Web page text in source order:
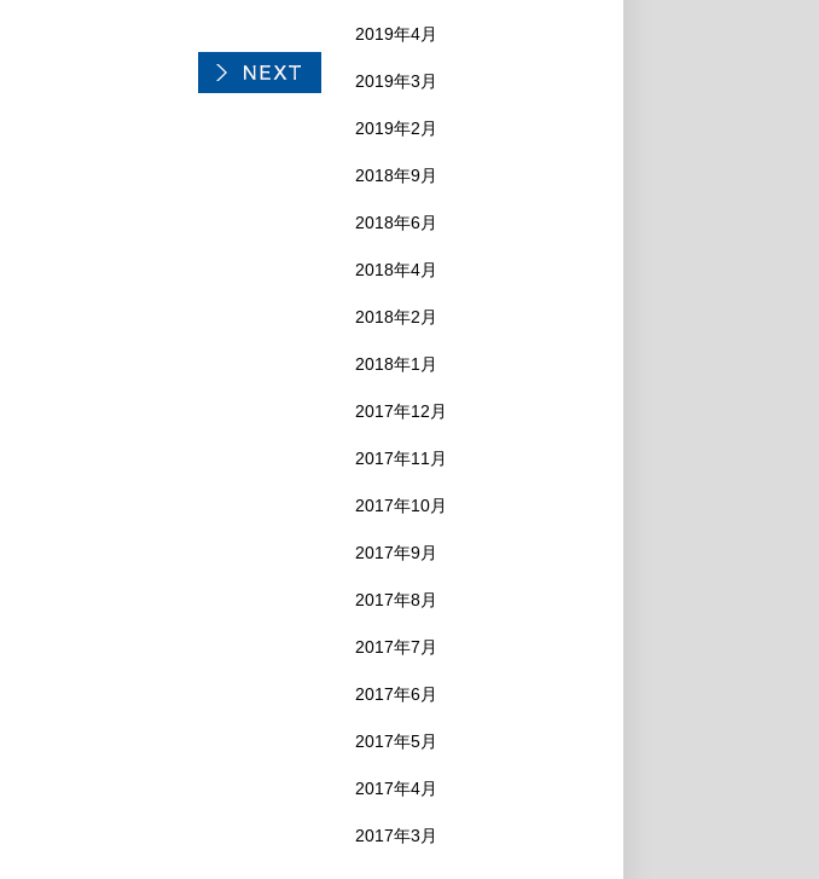
2019年4月
2019年3月
2019年2月
2018年9月
2018年6月
2018年4月
2018年2月
2018年1月
2017年12月
2017年11月
2017年10月
2017年9月
2017年8月
2017年7月
2017年6月
2017年5月
2017年4月
2017年3月